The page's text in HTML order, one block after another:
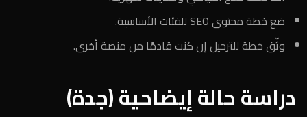
ضع خطة محتوى SEO للفئات الأساسية.
وثّق خطة للترحيل إن كنت قادمًا من منصة أخرى.
دراسة حالة إيضاحية (جدة)